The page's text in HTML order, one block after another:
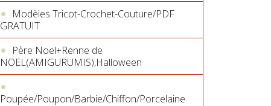
Modèles Tricot-Crochet-Couture/PDF
GRATUIT
Père Noel+Renne de
NOEL(AMIGURUMIS),Halloween
Poupée/Poupon/Barbie/Chiffon/Porcelaine